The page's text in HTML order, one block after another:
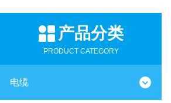
产品分类
PRODUCT CATEGORY
电缆